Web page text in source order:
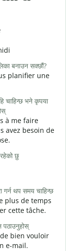
बनाउन सक्छौं?
planifier une
चाहिन्छ भने कृपया
à me faire
avez besoin de
छु
गर्न थप समय चाहिन्छ
plus de temps
cette tâche.
bien vouloir
e-mail.